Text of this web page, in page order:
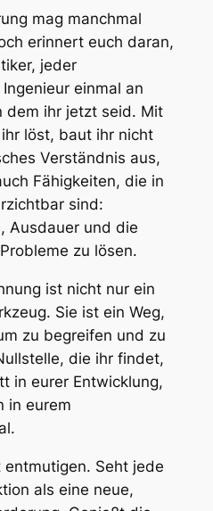
mag manchmal
erinnert euch daran,
jeder
einmal an
dem ihr jetzt seid. Mit
löst, baut ihr nicht
Verständnis aus,
Fähigkeiten, die in
sind:
Ausdauer und die
zu lösen.
ist nicht nur ein
Sie ist ein Weg,
zu begreifen und zu
die ihr findet,
in eurer Entwicklung,
in eurem
Seht jede
als eine neue,